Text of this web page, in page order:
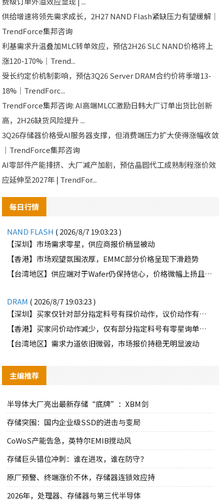
供给增速将领先需求成长，2H27 NAND Flash紧缺压力有望缓解｜
TrendForce集邦咨询
利基需求升温叠加MLC转单效应，预估2H26 SLC NAND价格将上
涨120-170%｜Trend...
受长约定价机制影响，预估3Q26 Server DRAM合约价将季增13-
18%｜TrendForc...
TrendForce集邦咨询: AI高端MLCC激励日韩大厂订单出货比创新
高，2H26缺货风险提升 ...
3Q26存储器价格受AI服务器支撑，但消费端压力扩大使得涨幅收敛
｜TrendForce集邦咨询
AI零部件产能排挤、大厂减产加剧，预估晶圆代工成熟制程涨价效
应延伸至2027年 | TrendFor...
每日行情
NAND FLASH ( 2026/8/7 19:03:23 )
【深圳】市场需求零星，供应商报价稍显被动
【香港】市场观望氛围浓厚，EMMC部分价格呈现下滑趋势
【台湾地区】供应端对于Wafer仍保持信心，价格微幅上扬且惜售态度不变
DRAM ( 2026/8/7 19:03:23 )
【深圳】买家仅针对部分指定料号有探价动作，议价动作有所减少
【香港】买家问价动作减少，仅有部分指定料号有零星询单动作
【台湾地区】需求力道依旧微弱，市场报价持稳无明显波动
主编推荐
半导体大厂亮出最新存储“底牌”：XBM剑
存储突围：国内企业级SSD的进击与变局
CoWoS产能告急，英特尔EMIB搅动风
存储巨头错位冲刺：谁在进攻，谁在防守？
原厂预警、终端涨价不休，存储器连锁效应持
2026年，处理器、存储器与第三代半导体